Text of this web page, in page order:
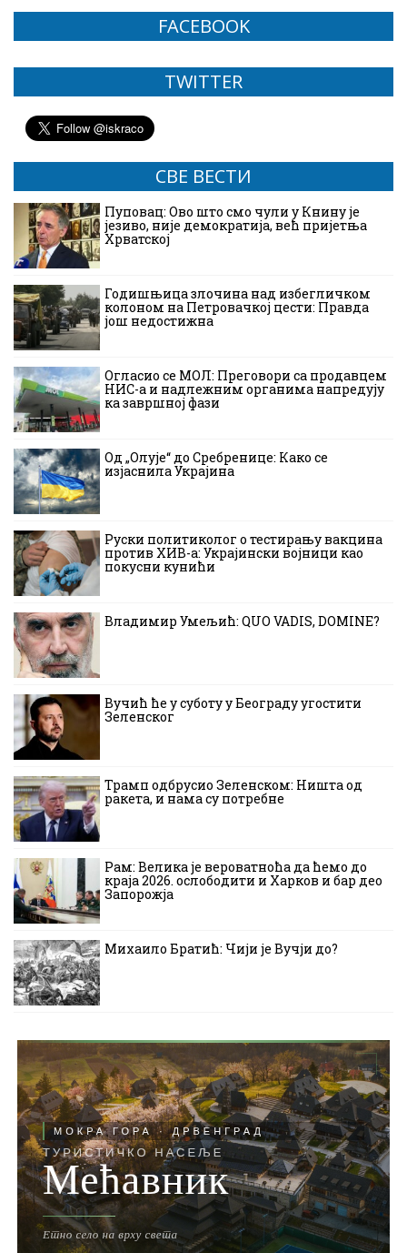
FACEBOOK
TWITTER
СВЕ ВЕСТИ
Пуповац: Ово што смо чули у Книну је
језиво, није демократија, већ пријетња
Хрватској
Годишњица злочина над избегличком
колоном на Петровачкој цести: Правда
још недостижна
Огласио се МОЛ: Преговори са продавцем
НИС-а и надлежним органима напредују
ка завршној фази
Од „Олује“ до Сребренице: Како се
изјаснила Украјина
Руски политиколог о тестирању вакцина
против ХИВ-а: Украјински војници као
покусни кунићи
Владимир Умељић: QUO VADIS, DOMINE?
Вучић ће у суботу у Београду угостити
Зеленског
Трамп одбрусио Зеленском: Ништа од
ракета, и нама су потребне
Рам: Велика је вероватноћа да ћемо до
краја 2026. ослободити и Харков и бар део
Запорожја
Михаило Братић: Чији је Вучји до?